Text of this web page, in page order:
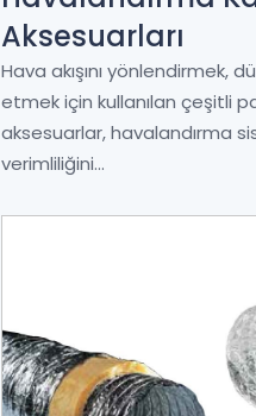
Aksesuarları
Hava akışını yönlendirmek,
etmek için kullanılan çeşitli
aksesuarlar, havalandırma
verimliliğini...